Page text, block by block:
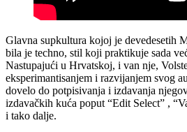
Glavna supkultura kojoj je devedesetih
bila je techno, stil koji praktikuje sada
Nastupajući u Hrvatskoj, i van nje,
eksperimantisanjem i razvijanjem svog
dovelo do potpisivanja i izdavanja
izdavačkih kuća poput “Edit Select” ,
i tako dalje.